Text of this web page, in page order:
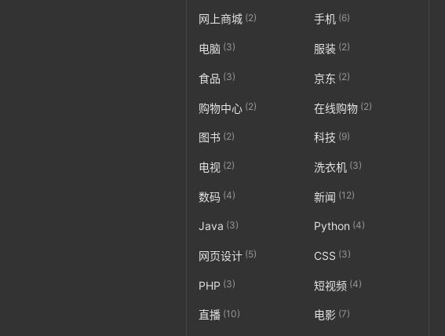
网上商城 (2) 手机 (6)
电脑 (3) 服装(2)
食品 (3) 京东 (2)
购物中心 (2) 在线购物(2)
图书 (2) 科技 (9)
电视 (2) 洗衣机 (3)
数码 (4) 新闻 (12)
Java (3) Python (4)
网页设计 (5) CSS (3)
PHP (3) 短视频(4)
直播 (10) 电影 (7)